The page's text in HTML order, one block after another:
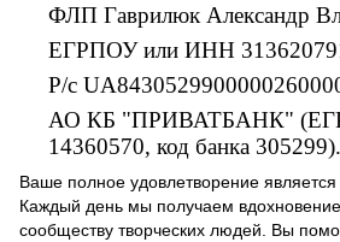
ФЛП Гаврилюк Александр
ЕГРПОУ или ИНН
Р/с
АО КБ "ПРИВАТБАНК"
14360570, код банка 305299).
Ваше полное удовлетворение
Каждый день мы получаем
сообществу творческих людей. Вы